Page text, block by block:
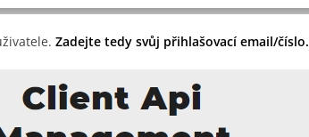
Zadejte tedy svůj přihlašovací email/číslo.